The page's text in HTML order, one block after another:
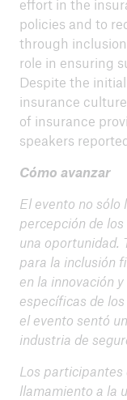
effort in the
policies and to
through
role in ensuring
Despite the
insurance
of insurance
speakers
Cómo avanzar
El evento no sólo
percepción de
una oportunidad.
para la inclusión
en la innovación
específicas de
el evento sentó
industria de
Los participantes
llamamiento a la